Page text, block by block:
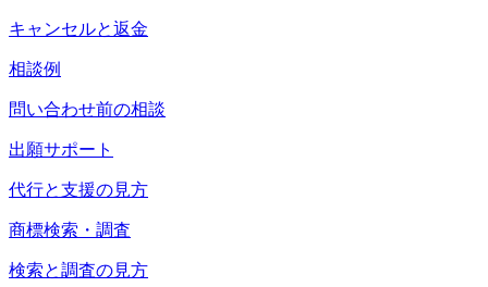
キャンセルと返金
相談例
問い合わせ前の相談
出願サポート
代行と支援の見方
商標検索・調査
検索と調査の見方